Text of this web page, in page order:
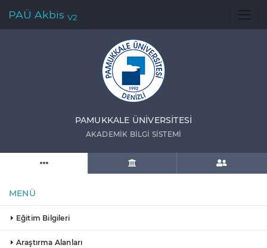
PAÜ Akbis V2
PAMUKKALE ÜNIVERSITESI
AKADEMIK BILGI SISTEMI
MENÜ
Eğitim Bilgileri
Araştırma Alanları